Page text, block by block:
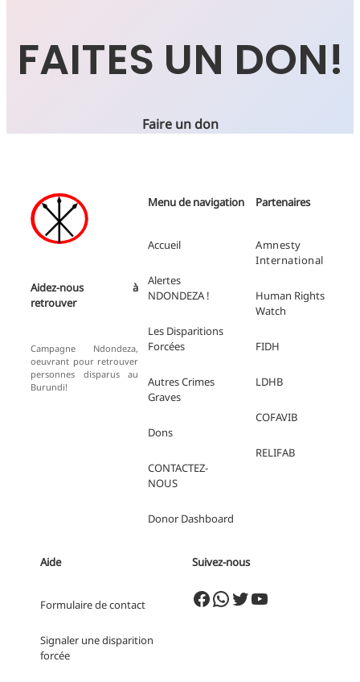
FAITES UN DON!
Faire un don
Aidez-nous à
retrouver
Campagne Ndondeza,
oeuvrant pour retrouver
personnes disparus au
Burundi!
Menu de navigation
Accueil
Alertes
NDONDEZA !
Les Disparitions
Forcées
Autres Crimes
Graves
Dons
CONTACTEZ-
NOUS
Donor Dashboard
Partenaires
Amnesty
International
Human Rights
Watch
FIDH
LDHB
COFAVIB
RELIFAB
Aide
Formulaire de contact
Signaler une disparition
forcée
Suivez-nous
Facebook WhatsApp Twitter YouTube